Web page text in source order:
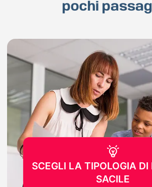
pochi
SCEGLI LA TIPOLOGIA DI
SACILE